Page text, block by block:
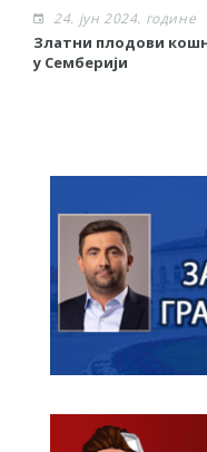
24. јун 2024. године
Златни плодови
у Семберији